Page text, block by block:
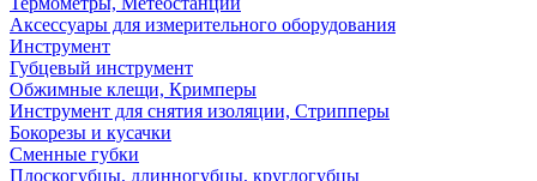
Аксессуары для измерительного оборудования
Инструмент
Губцевый инструмент
Обжимные клещи, Кримперы
Инструмент для снятия изоляции, Стрипперы
Бокорезы и кусачки
Сменные губки
Плоскогубцы, длинногубцы, круглогубцы